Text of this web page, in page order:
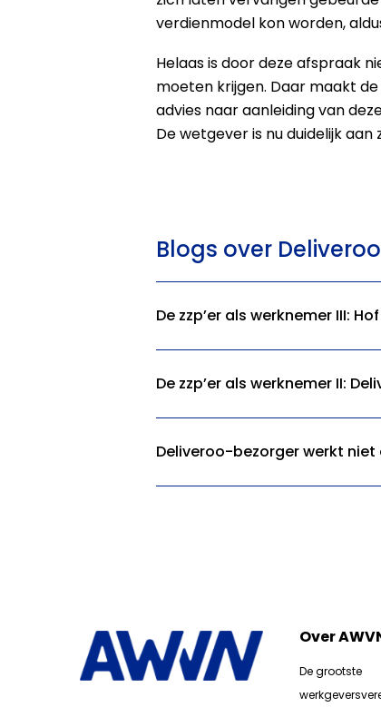
verdienmodel kon worden,
Helaas is door deze afspraak
moeten krijgen. Daar maakt
advies naar aanleiding van
De wetgever is nu duidelijk aan
Blogs over Deliveroo
De zzp’er als werknemer III:
De zzp’er als werknemer II:
Deliveroo-bezorger werkt
Over
De grootste